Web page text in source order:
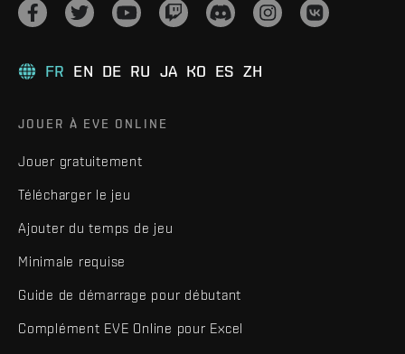
FR EN DE RU JA KO ES ZH
JOUER À EVE ONLINE
Jouer gratuitement
Télécharger le jeu
Ajouter du temps de jeu
Minimale requise
Guide de démarrage pour débutant
Complément EVE Online pour Excel